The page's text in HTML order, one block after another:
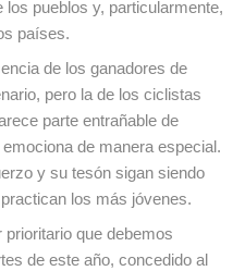
pueblos y, particularmente,
países.
de los ganadores de
pero la de los ciclistas
parte entrañable de
de manera especial.
y su tesón sigan siendo
los más jóvenes.
que debemos
de este año, concedido al